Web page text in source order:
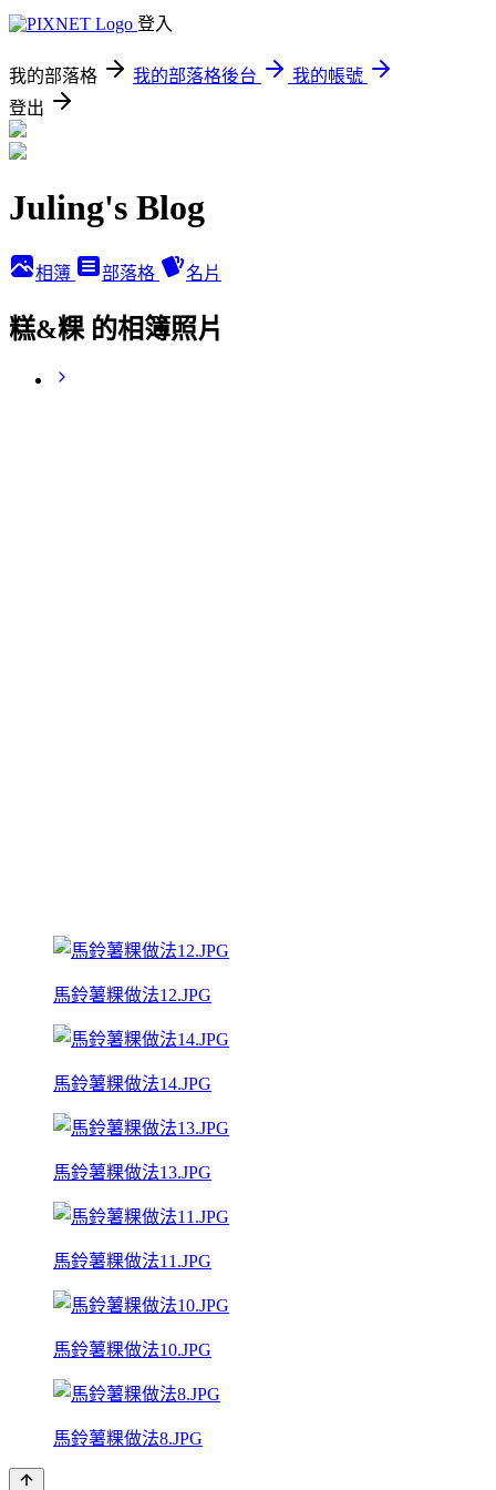
登入
我的部落格 我的部落格後台
我的帳號
登出
Juling's Blog
相簿 部落格 名片
糕&粿 的相簿照片
馬鈴薯粿做法12.JPG
馬鈴薯粿做法14.JPG
馬鈴薯粿做法13.JPG
馬鈴薯粿做法11.JPG
馬鈴薯粿做法10.JPG
馬鈴薯粿做法8.JPG